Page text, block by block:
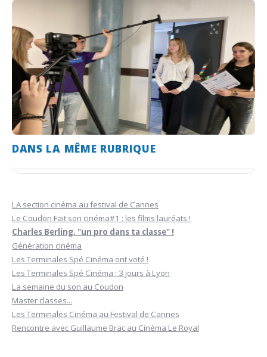
DANS LA MÊME RUBRIQUE
LA section cinéma au festival de Cannes
Le Coudon Fait son cinéma#1 : les films lauréats !
Charles Berling, "un pro dans ta classe" !
Génération cinéma
Les Terminales Spé Cinéma ont voté !
Les Terminales Spé Cinéma : 3 jours à Lyon
La semaine du son au Coudon
Master classes...
Les Terminales Cinéma au Festival de Cannes
Rencontre avec Guillaume Brac au Cinéma Le Royal